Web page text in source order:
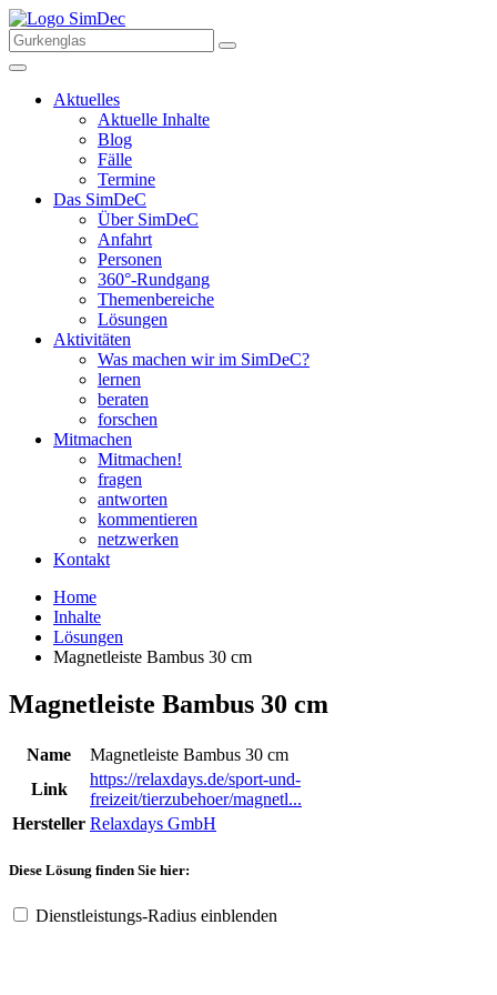
Aktuelles
Aktuelle Inhalte
Blog
Fälle
Termine
Das SimDeC
Über SimDeC
Anfahrt
Personen
360°-Rundgang
Themenbereiche
Lösungen
Aktivitäten
Was machen wir im SimDeC?
lernen
beraten
forschen
Mitmachen
Mitmachen!
fragen
antworten
kommentieren
netzwerken
Kontakt
Home
Inhalte
Lösungen
Magnetleiste Bambus 30 cm
Magnetleiste Bambus 30 cm
Name
Magnetleiste Bambus 30 cm
Link
https://relaxdays.de/sport-und-
freizeit/tierzubehoer/magnetl...
Hersteller Relaxdays GmbH
Diese Lösung finden Sie hier:
Dienstleistungs-Radius einblenden